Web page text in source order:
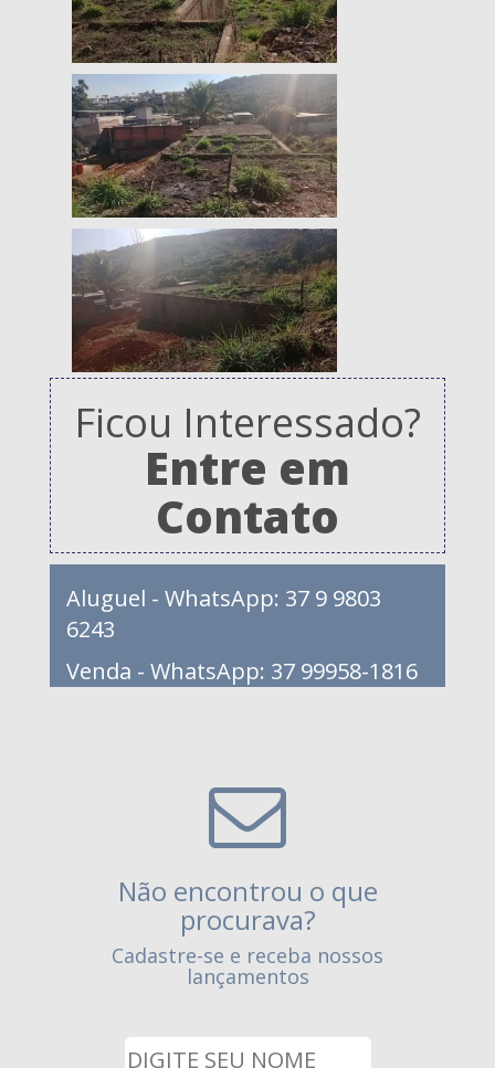
Ficou Interessado?
Entre em
Contato
Aluguel - WhatsApp: 37 9 9803
6243
Venda - WhatsApp: 37 99958-1816
Não encontrou o que
procurava?
Cadastre-se e receba nossos
lançamentos